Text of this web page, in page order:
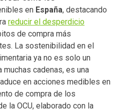
en España, destacando
reducir el desperdicio
de compra más
La sostenibilidad en el
ya no es solo un
cadenas, es una
en acciones medibles en
de compra de los
la OCU, elaborado con la